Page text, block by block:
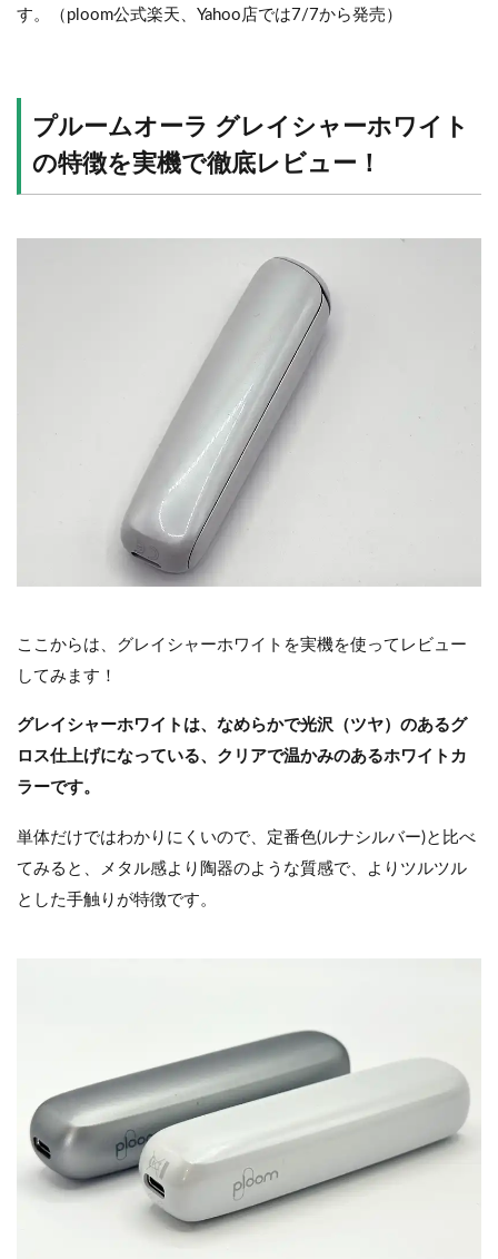
す。（ploom公式楽天、Yahoo店では7/7から発売）
プルームオーラ グレイシャーホワイト
の特徴を実機で徹底レビュー！
ここからは、グレイシャーホワイトを実機を使ってレビュー
してみます！
グレイシャーホワイトは、なめらかで光沢（ツヤ）のあるグ
ロス仕上げになっている、クリアで温かみのあるホワイトカ
ラーです。
単体だけではわかりにくいので、定番色(ルナシルバー)と比べ
てみると、メタル感より陶器のような質感で、よりツルツル
とした手触りが特徴です。